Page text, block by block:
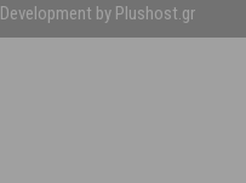
by Plushost.gr